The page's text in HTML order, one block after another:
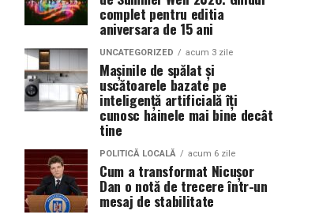
complet pentru editia
aniversara de 15 ani
UNCATEGORIZED acum 3 zile
Mașinile de spălat și
uscătoarele bazate pe
inteligență artificială îți
cunosc hainele mai bine decât
tine
POLITICĂ LOCALĂ acum 6 zile
Cum a transformat Nicușor
Dan o notă de trecere într-un
mesaj de stabilitate